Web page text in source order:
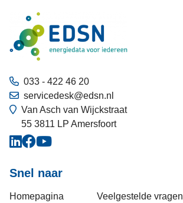
033 - 422 46 20
servicedesk@edsn.nl
Van Asch van Wijckstraat
55 3811 LP Amersfoort
Snel naar
Homepagina
Veelgestelde vragen